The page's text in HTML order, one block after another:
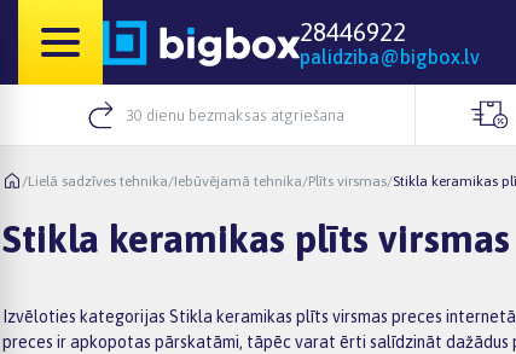
28446922
palidziba@bigbox.lv
30 dienu bezmaksas atgriešana
/Lielā sadzīves tehnika/Iebūvējamā tehnika/Plīts virsmas/Stikla keramikas
Stikla keramikas plīts virsmas
Izvēloties kategorijas Stikla keramikas plīts virsmas preces
preces ir apkopotas pārskatāmi, tāpēc varat ērti salīdzināt dažādus